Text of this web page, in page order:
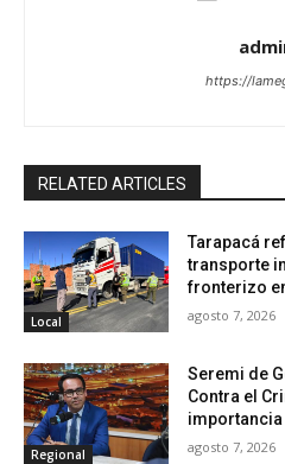
https://
RELATED ARTICLES
Local
Tarapacá
transporte
fronterizo
agosto 7, 2026
Regional
Seremi de
Contra el
importancia
agosto 7, 2026